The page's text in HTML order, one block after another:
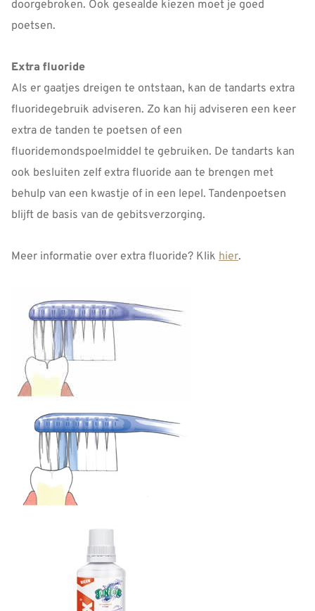
doorgebroken. Ook gesealde kiezen moet je goed
poetsen.
Extra fluoride
Als er gaatjes dreigen te ontstaan, kan de tandarts extra
fluoridegebruik adviseren. Zo kan hij adviseren een keer
extra de tanden te poetsen of een
fluoridemondspoelmiddel te gebruiken. De tandarts kan
ook besluiten zelf extra fluoride aan te brengen met
behulp van een kwastje of in een lepel. Tandenpoetsen
blijft de basis van de gebitsverzorging.
Meer informatie over extra fluoride? Klik hier.